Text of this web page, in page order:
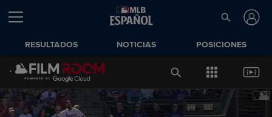
RESULTADOS NOTICIAS POSICIONES